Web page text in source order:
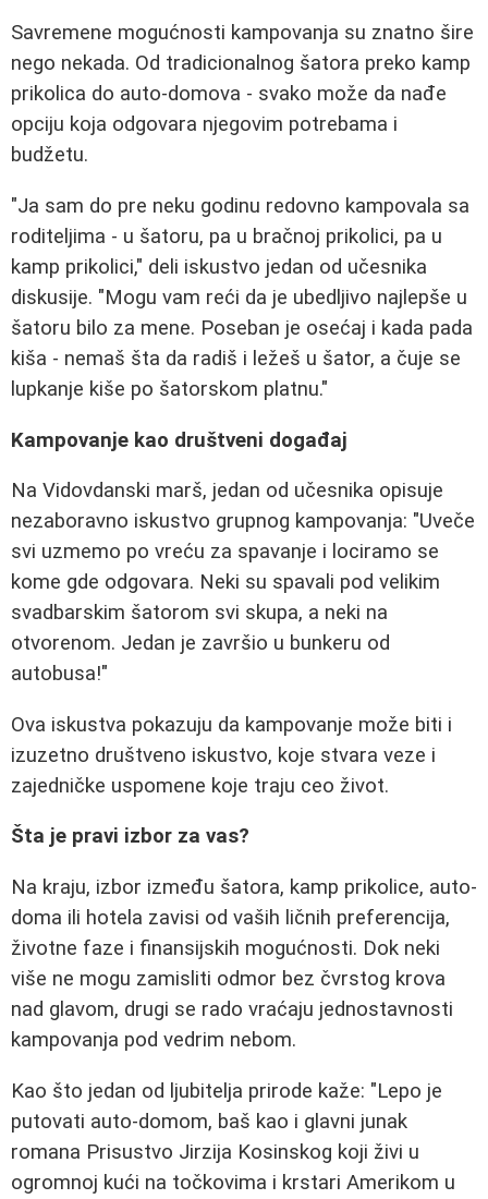
Savremene mogućnosti kampovanja su znatno šire
nego nekada. Od tradicionalnog šatora preko kamp
prikolica do auto-domova - svako može da nađe
opciju koja odgovara njegovim potrebama i
budžetu.
"Ja sam do pre neku godinu redovno kampovala sa
roditeljima - u šatoru, pa u bračnoj prikolici, pa u
kamp prikolici," deli iskustvo jedan od učesnika
diskusije. "Mogu vam reći da je ubedljivo najlepše u
šatoru bilo za mene. Poseban je osećaj i kada pada
kiša - nemaš šta da radiš i ležeš u šator, a čuje se
lupkanje kiše po šatorskom platnu."
Kampovanje kao društveni događaj
Na Vidovdanski marš, jedan od učesnika opisuje
nezaboravno iskustvo grupnog kampovanja: "Uveče
svi uzmemo po vreću za spavanje i lociramo se
kome gde odgovara. Neki su spavali pod velikim
svadbarskim šatorom svi skupa, a neki na
otvorenom. Jedan je završio u bunkeru od
autobusa!"
Ova iskustva pokazuju da kampovanje može biti i
izuzetno društveno iskustvo, koje stvara veze i
zajedničke uspomene koje traju ceo život.
Šta je pravi izbor za vas?
Na kraju, izbor između šatora, kamp prikolice, auto-
doma ili hotela zavisi od vaših ličnih preferencija,
životne faze i finansijskih mogućnosti. Dok neki
više ne mogu zamisliti odmor bez čvrstog krova
nad glavom, drugi se rado vraćaju jednostavnosti
kampovanja pod vedrim nebom.
Kao što jedan od ljubitelja prirode kaže: "Lepo je
putovati auto-domom, baš kao i glavni junak
romana Prisustvo Jirzija Kosinskog koji živi u
ogromnoj kući na točkovima i krstari Amerikom u